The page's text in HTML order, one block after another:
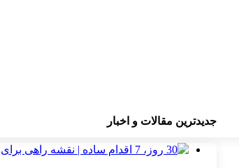
جدیدترین مقالات و اخبار